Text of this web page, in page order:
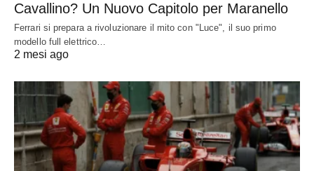
Cavallino? Un Nuovo Capitolo per Maranello
Ferrari si prepara a rivoluzionare il mito con "Luce", il suo primo
modello full elettrico…
2 mesi ago